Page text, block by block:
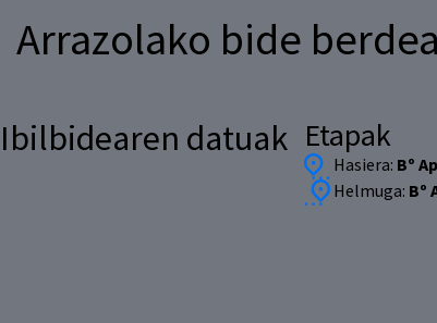
Arrazolako bide berdea
Ibilbidearen datuak Etapak
Hasiera: Bº
Helmuga: Bº